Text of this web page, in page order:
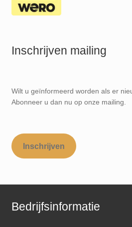
Inschrijven mailing
Wilt u geïnformeerd worden als er
Abonneer u dan nu op onze mailing.
Inschrijven
Bedrijfsinformatie